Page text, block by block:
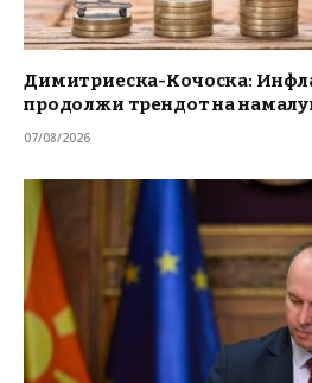
Димитриеска-Кочоска:
продолжи трендот на
07/08/2026